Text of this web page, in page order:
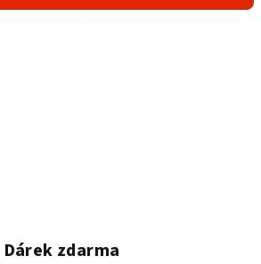
Dárek zdarma